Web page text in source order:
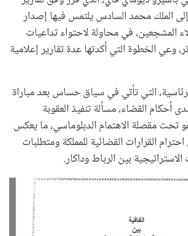
الملك محمد السادس يلتمس فيها إصدار
المشجعين، في محاولة لاحتواء تداعيات
وعي الخطوة التي أكدتها عدة تقارير إعلامية
التي تأتي في سياق حساس بعد مباراة
أحكام القضاء، مسألة تنفيذ العقوبة
تحت مقصلة الاهتمام الدبلوماسي، ما يعكس
القرارات القضائية للمملكة ومتطلبات
بين الرباط وداكار.